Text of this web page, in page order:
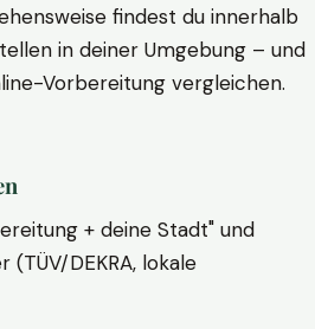
findest du innerhalb
in deiner Umgebung – und
Vorbereitung vergleichen.
+ deine Stadt" und
DEKRA, lokale